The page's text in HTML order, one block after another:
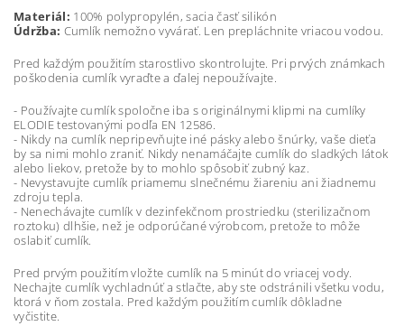
Materiál: 100% polypropylén, sacia časť silikón
Údržba: Cumlík nemožno vyvárať. Len prepláchnite vriacou vodou.
Pred každým použitím starostlivo skontrolujte. Pri prvých známkach
poškodenia cumlík vyraďte a ďalej nepoužívajte.
- Používajte cumlík spoločne iba s originálnymi klipmi na cumlíky
ELODIE testovanými podľa EN 12586.
- Nikdy na cumlík nepripevňujte iné pásky alebo šnúrky, vaše dieťa
by sa nimi mohlo zraniť. Nikdy nenamáčajte cumlík do sladkých látok
alebo liekov, pretože by to mohlo spôsobiť zubný kaz.
- Nevystavujte cumlík priamemu slnečnému žiareniu ani žiadnemu
zdroju tepla.
- Nenechávajte cumlík v dezinfekčnom prostriedku (sterilizačnom
roztoku) dlhšie, než je odporúčané výrobcom, pretože to môže
oslabiť cumlík.
Pred prvým použitím vložte cumlík na 5 minút do vriacej vody.
Nechajte cumlík vychladnúť a stlačte, aby ste odstránili všetku vodu,
ktorá v ňom zostala. Pred každým použitím cumlík dôkladne
vyčistite.